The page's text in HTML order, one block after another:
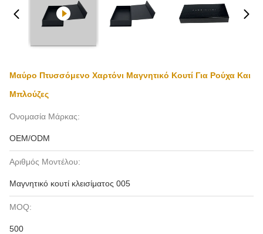
Μαύρο Πτυσσόμενο Χαρτόνι Μαγνητικό Κουτί Για Ρούχα Και
Μπλούζες
Ονομασία Μάρκας:
OEM/ODM
Αριθμός Μοντέλου:
Μαγνητικό κουτί κλεισίματος 005
MOQ:
500